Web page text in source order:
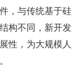
，与传统基于硅
构不同，新开发
性，为大规模人